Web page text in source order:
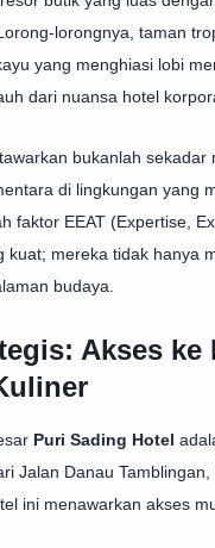
lorongnya, taman
yang menghiasi lobi
dari nuansa hotel
bukanlah sekadar
di lingkungan yang
faktor EEAT (Expertise,
kuat; mereka tidak hanya
budaya.
Akses ke
Puri Sading Hotel
Jalan Danau Tamblingan,
ini menawarkan akses